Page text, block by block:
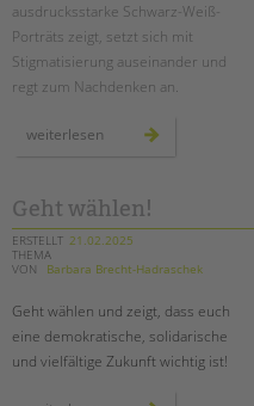
Zertfikatskurse
Seminarkalender
Seminarräume
STADTTEILARBEIT
Bereiche im Überblick
Kinder- und Jugendschutz
Unsere Videos
Gesellschafter VdK
schoolcoach BTL
tandem international
ausdrucksstarke Schwarz-Weiß-
Porträts zeigt, setzt sich mit
Stigmatisierung auseinander und
regt zum Nachdenken an.
weiterlesen vernissage
Geht wählen!
ERSTELLT 21.02.2025
THEMA
VON
Barbara Brecht-Hadraschek
Geht wählen und zeigt, dass euch
eine demokratische, solidarische
und vielfältige Zukunft wichtig ist!